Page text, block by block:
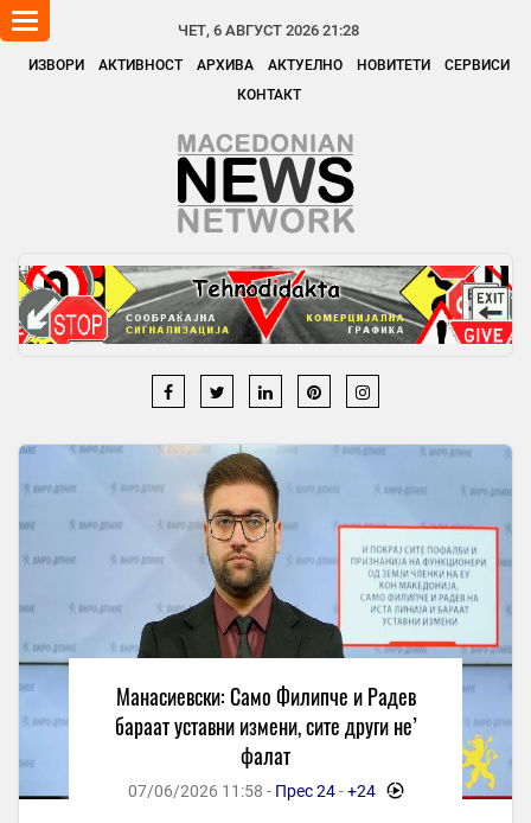
ЧЕТ, 6 АВГУСТ 2026 21:28
ИЗВОРИ АКТИВНОСТ АРХИВА АКТУЕЛНО НОВИТЕТИ
СЕРВИСИ
КОНТАКТ
Toggle
navigation
Манасиевски: Само Филипче и Радев
бараат уставни измени, сите други не’
фалат
07/06/2026 11:58 - Прес 24-+24 -